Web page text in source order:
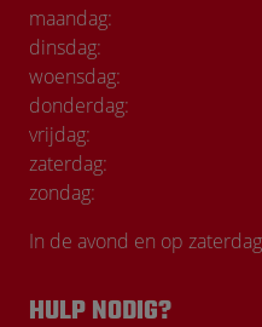
maandag:
dinsdag:
woensdag:
donderdag:
vrijdag:
zaterdag:
zondag:
In de avond en op
HULP NODIG?